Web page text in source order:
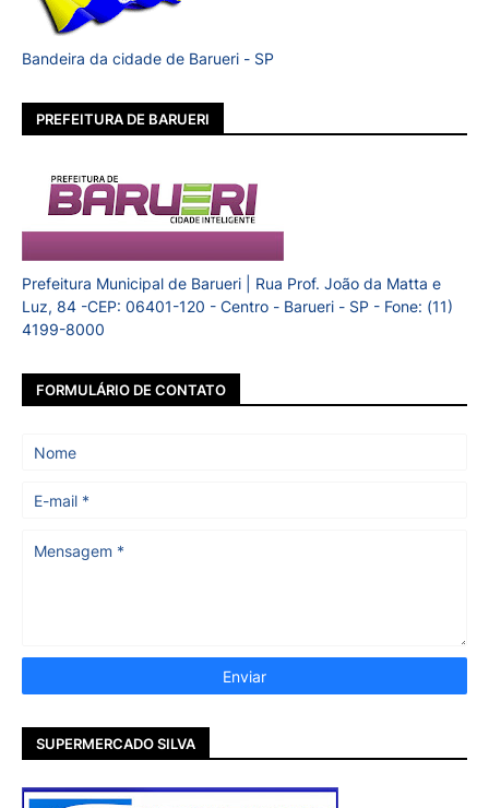
Bandeira da cidade de Barueri - SP
PREFEITURA DE BARUERI
Prefeitura Municipal de Barueri | Rua Prof. João da Matta e
Luz, 84 -CEP: 06401-120 - Centro - Barueri - SP - Fone: (11)
4199-8000
FORMULÁRIO DE CONTATO
SUPERMERCADO SILVA